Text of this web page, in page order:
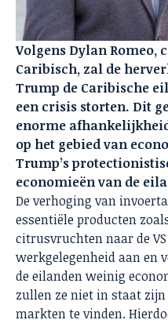
Volgens Dylan Romeo,
Caribisch, zal de
Trump de Caribische
een crisis storten. Dit
enorme
op het gebied van
Trump’s
economieën van de
De verhoging van
essentiële producten
citrusvruchten naar de
werkgelegenheid aan en
de eilanden weinig
zullen ze niet in staat
markten te vinden.